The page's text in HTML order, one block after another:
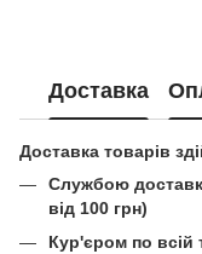
Доставка
Доставка товарів
Службою
від 100 грн)
Кур'єром по всій